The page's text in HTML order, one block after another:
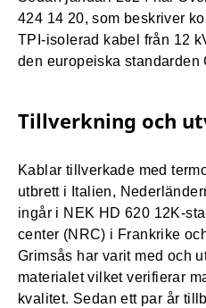
424 14 20, som beskriver
TPI-isolerad kabel från 12
den europeiska standarden
Tillverkning och
Kablar tillverkade med
utbrett i Italien,
ingår i NEK HD 620 12K-
center (NRC) i Frankrike
Grimsås har varit med och
materialet vilket verifierar
kvalitet. Sedan ett par år